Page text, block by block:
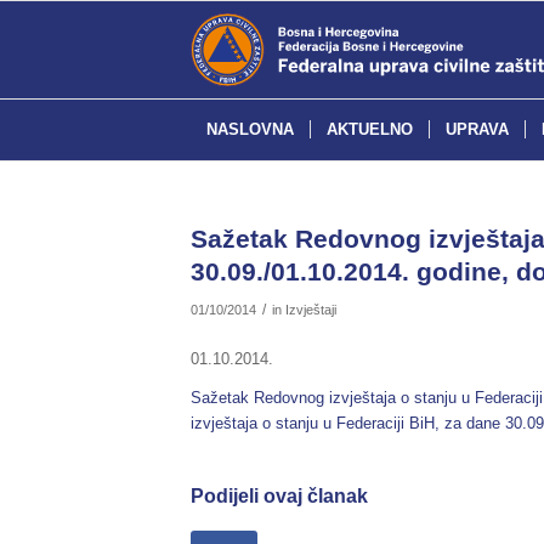
NASLOVNA AKTUELNO UPRAVA
Sažetak Redovnog
30.09./01.10.2014. godine,
01/10/2014 / in Izvještaji
01.10.2014.
Sažetak Redovnog izvještaja o stanju u
izvještaja o stanju u Federaciji BiH, za dane
Podijeli ovaj članak